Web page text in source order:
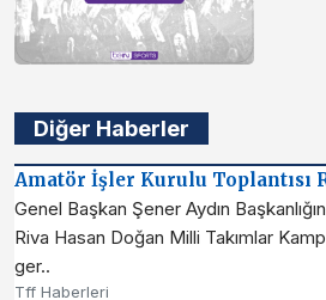
Diğer Haberler
Amatör İşler Kurulu Toplantısı
Genel Başkan Şener Aydın
Riva Hasan Doğan Milli Takımlar
ger..
Tff Haberleri